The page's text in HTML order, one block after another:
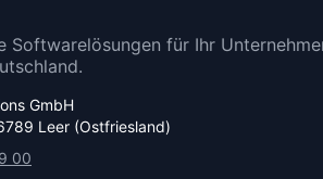
Softwarelösungen für Ihr
GmbH
Leer (Ostfriesland)
00